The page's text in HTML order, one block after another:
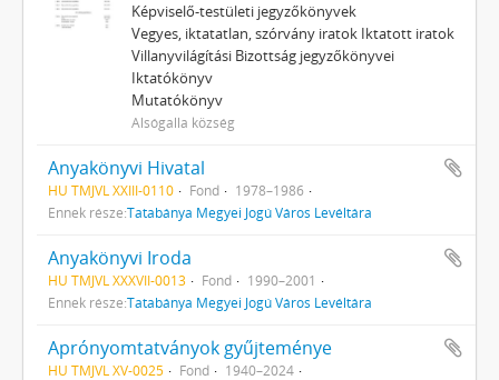
Képviselő-testületi jegyzőkönyvek
Vegyes, iktatatlan, szórvány iratok Iktatott iratok
Villanyvilágítási Bizottság jegyzőkönyvei
Iktatókönyv
Mutatókönyv
Alsógalla község
Anyakönyvi Hivatal
HU TMJVL XXIII-0110 Fond
1978–1986
Ennek része:Tatabánya Megyei Jogú Város Levéltára
Anyakönyvi Iroda
HU TMJVL XXXVII-0013 Fond
1990–2001
Ennek része:Tatabánya Megyei Jogú Város Levéltára
Aprónyomtatványok gyűjteménye
HU TMJVL XV-0025 Fond
1940–2024